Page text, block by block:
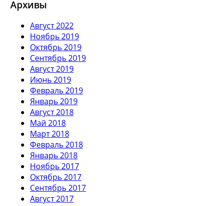
Архивы
Август 2022
Ноябрь 2019
Октябрь 2019
Сентябрь 2019
Август 2019
Июнь 2019
Февраль 2019
Январь 2019
Август 2018
Май 2018
Март 2018
Февраль 2018
Январь 2018
Ноябрь 2017
Октябрь 2017
Сентябрь 2017
Август 2017